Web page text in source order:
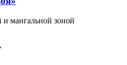
мангальной зоной